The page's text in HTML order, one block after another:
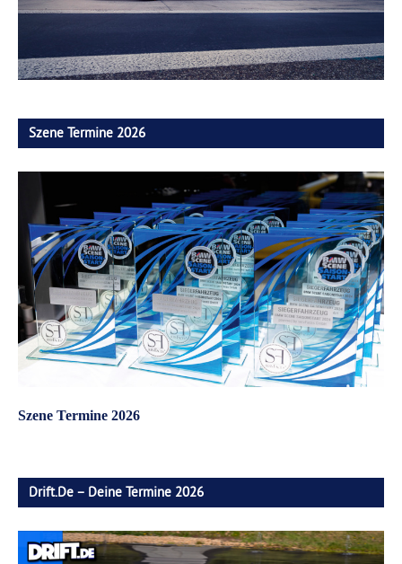
Szene Termine 2026
Szene Termine 2026
Drift.de – Deine Termine 2026